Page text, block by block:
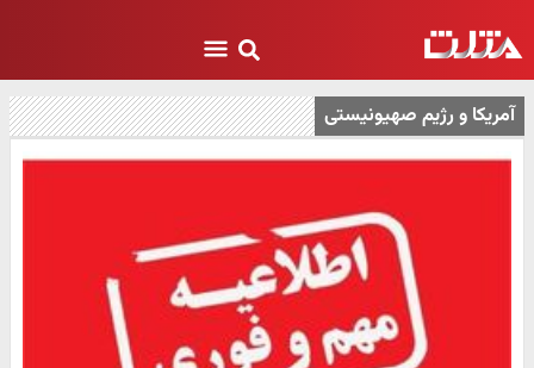
آمریکا و رژیم صهیونیستی